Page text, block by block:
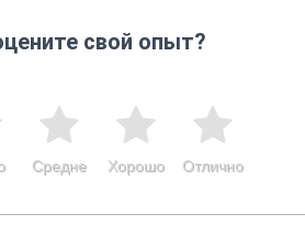
свой опыт?
Отлично
Хорошо
Средне